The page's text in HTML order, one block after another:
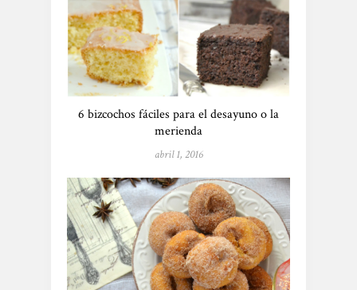
6 bizcochos fáciles para el desayuno o la
merienda
abril 1, 2016